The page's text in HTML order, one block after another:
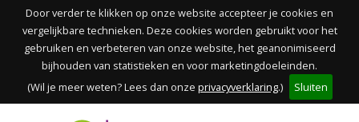
Door verder te klikken op onze website accepteer je cookies en
vergelijkbare technieken. Deze cookies worden gebruikt voor het
gebruiken en verbeteren van onze website, het geanonimiseerd
bijhouden van statistieken en voor marketingdoeleinden.
(Wil je meer weten? Lees dan onze privacyverklaring.) Sluiten